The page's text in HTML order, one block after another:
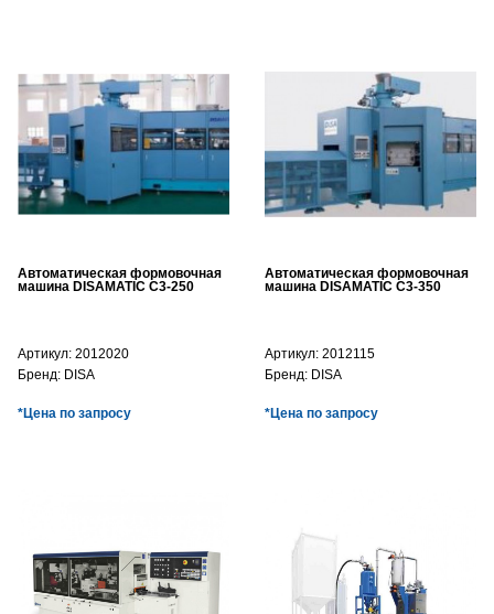
Автоматическая формовочная
машина DISAMATIC C3-250
Артикул: 2012020
Бренд: DISA
*Цена по запросу
Автоматическая формовочная
машина DISAMATIC C3-350
Артикул: 2012115
Бренд: DISA
*Цена по запросу